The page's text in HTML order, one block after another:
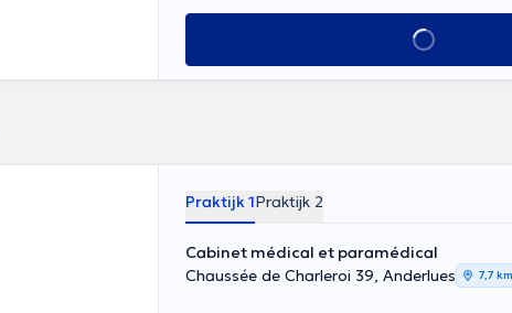
Alles zien
Praktijk 1Praktijk 2
Cabinet médical et paramédical
Chaussée de Charleroi 39, Anderlues
7,7 km